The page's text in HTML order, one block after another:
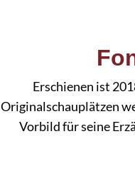
Erschienen ist
Originalschauplätzen
Vorbild für seine